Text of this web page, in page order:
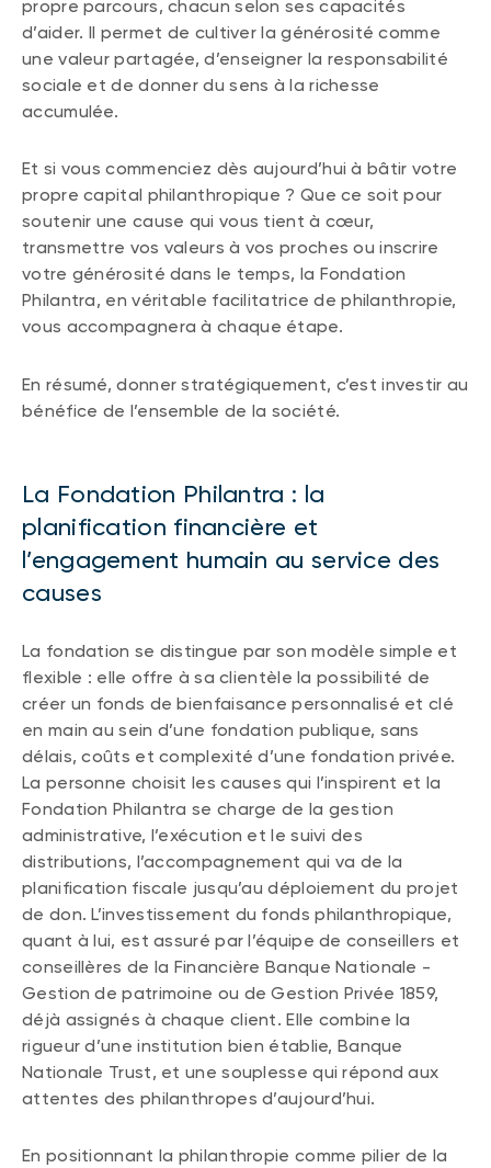
propre parcours, chacun selon ses capacités
d’aider. Il permet de cultiver la générosité comme
une valeur partagée, d’enseigner la responsabilité
sociale et de donner du sens à la richesse
accumulée.
Et si vous commenciez dès aujourd’hui à bâtir votre
propre capital philanthropique ? Que ce soit pour
soutenir une cause qui vous tient à cœur,
transmettre vos valeurs à vos proches ou inscrire
votre générosité dans le temps, la Fondation
Philantra, en véritable facilitatrice de philanthropie,
vous accompagnera à chaque étape.
En résumé, donner stratégiquement, c’est investir au
bénéfice de l’ensemble de la société.
La Fondation Philantra : la
planification financière et
l’engagement humain au service des
causes
La fondation se distingue par son modèle simple et
flexible : elle offre à sa clientèle la possibilité de
créer un fonds de bienfaisance personnalisé et clé
en main au sein d’une fondation publique, sans
délais, coûts et complexité d’une fondation privée.
La personne choisit les causes qui l’inspirent et la
Fondation Philantra se charge de la gestion
administrative, l’exécution et le suivi des
distributions, l’accompagnement qui va de la
planification fiscale jusqu’au déploiement du projet
de don. L’investissement du fonds philanthropique,
quant à lui, est assuré par l’équipe de conseillers et
conseillères de la Financière Banque Nationale -
Gestion de patrimoine ou de Gestion Privée 1859,
déjà assignés à chaque client. Elle combine la
rigueur d’une institution bien établie, Banque
Nationale Trust, et une souplesse qui répond aux
attentes des philanthropes d’aujourd’hui.
En positionnant la philanthropie comme pilier de la